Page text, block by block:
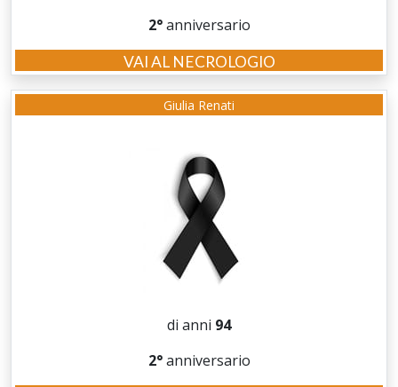
2°anniversario
VAI AL NECROLOGIO
Giulia Renati
di anni 94
2°anniversario